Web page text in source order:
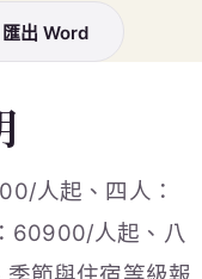
匯出 Word
人起、四人：
60900/人起、八